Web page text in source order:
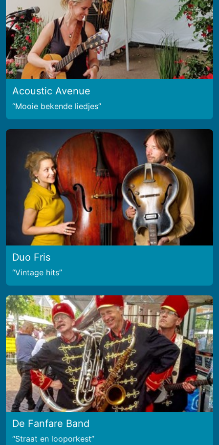
Acoustic Avenue
Mooie bekende liedjes
Duo Fris
Vintage hits
De Fanfare Band
Straat en looporkest